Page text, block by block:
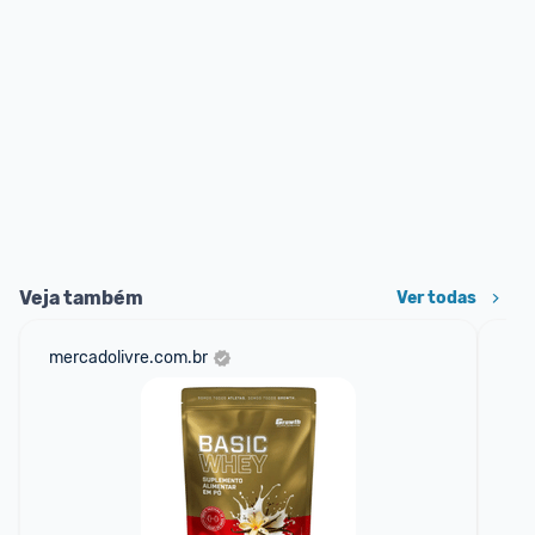
Veja também Ver todas
mercadolivre.com.br